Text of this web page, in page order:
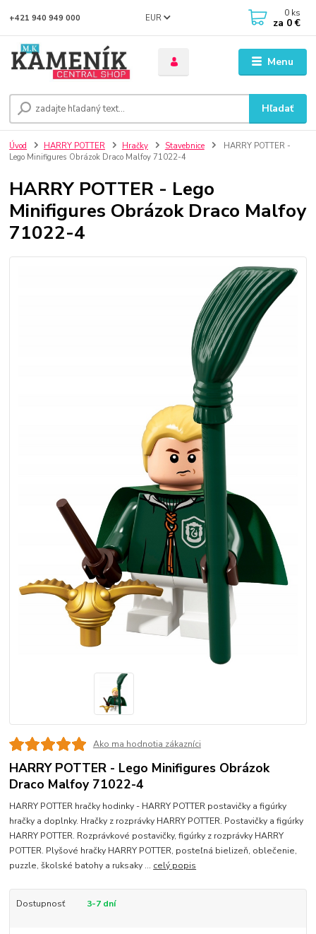
Menu
EUR
Hľadať
+421 940 949 000 0 ks
za 0 €
Úvod HARRY POTTER Hračky Stavebnice
HARRY POTTER -
Lego Minifigures Obrázok Draco Malfoy 71022-4
HARRY POTTER - Lego
Minifigures Obrázok Draco Malfoy
71022-4
Ako ma hodnotia zákazníci
HARRY POTTER - Lego Minifigures Obrázok
Draco Malfoy 71022-4
HARRY POTTER hračky hodinky - HARRY POTTER postavičky a figúrky
hračky a doplnky. Hračky z rozprávky HARRY POTTER. Postavičky a figúrky
HARRY POTTER. Rozprávkové postavičky, figúrky z rozprávky HARRY
POTTER. Plyšové hračky HARRY POTTER, posteľná bielizeň, oblečenie,
puzzle, školské batohy a ruksaky ... celý popis
Dostupnosť 3-7 dní